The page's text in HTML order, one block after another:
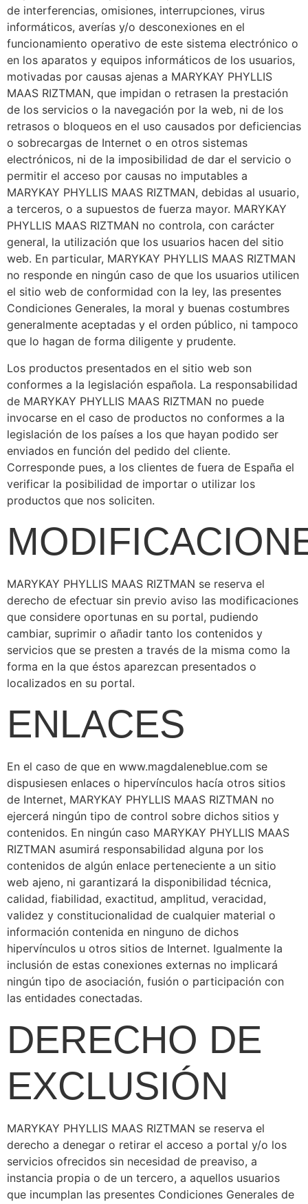
de interferencias, omisiones, interrupciones, virus
informáticos, averías y/o desconexiones en el
funcionamiento operativo de este sistema electrónico o
en los aparatos y equipos informáticos de los usuarios,
motivadas por causas ajenas a MARYKAY PHYLLIS
MAAS RIZTMAN, que impidan o retrasen la prestación
de los servicios o la navegación por la web, ni de los
retrasos o bloqueos en el uso causados por deficiencias
o sobrecargas de Internet o en otros sistemas
electrónicos, ni de la imposibilidad de dar el servicio o
permitir el acceso por causas no imputables a
MARYKAY PHYLLIS MAAS RIZTMAN, debidas al usuario,
a terceros, o a supuestos de fuerza mayor. MARYKAY
PHYLLIS MAAS RIZTMAN no controla, con carácter
general, la utilización que los usuarios hacen del sitio
web. En particular, MARYKAY PHYLLIS MAAS RIZTMAN
no responde en ningún caso de que los usuarios utilicen
el sitio web de conformidad con la ley, las presentes
Condiciones Generales, la moral y buenas costumbres
generalmente aceptadas y el orden público, ni tampoco
que lo hagan de forma diligente y prudente.
Los productos presentados en el sitio web son
conformes a la legislación española. La responsabilidad
de MARYKAY PHYLLIS MAAS RIZTMAN no puede
invocarse en el caso de productos no conformes a la
legislación de los países a los que hayan podido ser
enviados en función del pedido del cliente.
Corresponde pues, a los clientes de fuera de España el
verificar la posibilidad de importar o utilizar los
productos que nos soliciten.
MARYKAY PHYLLIS MAAS RIZTMAN se reserva el
derecho de efectuar sin previo aviso las modificaciones
que considere oportunas en su portal, pudiendo
cambiar, suprimir o añadir tanto los contenidos y
servicios que se presten a través de la misma como la
forma en la que éstos aparezcan presentados o
localizados en su portal.
ENLACES
En el caso de que en www.magdaleneblue.com se
dispusiesen enlaces o hipervínculos hacía otros sitios
de Internet, MARYKAY PHYLLIS MAAS RIZTMAN no
ejercerá ningún tipo de control sobre dichos sitios y
contenidos. En ningún caso MARYKAY PHYLLIS MAAS
RIZTMAN asumirá responsabilidad alguna por los
contenidos de algún enlace perteneciente a un sitio
web ajeno, ni garantizará la disponibilidad técnica,
calidad, fiabilidad, exactitud, amplitud, veracidad,
validez y constitucionalidad de cualquier material o
información contenida en ninguno de dichos
hipervínculos u otros sitios de Internet. Igualmente la
inclusión de estas conexiones externas no implicará
ningún tipo de asociación, fusión o participación con
las entidades conectadas.
DERECHO DE
EXCLUSIÓN
MARYKAY PHYLLIS MAAS RIZTMAN se reserva el
derecho a denegar o retirar el acceso a portal y/o los
servicios ofrecidos sin necesidad de preaviso, a
instancia propia o de un tercero, a aquellos usuarios
que incumplan las presentes Condiciones Generales de